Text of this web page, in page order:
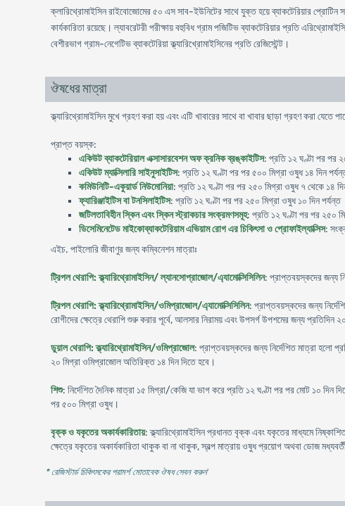
ক্লারিথ্রোমাইসিন রাইবােজোমের ৫০ এস সাব-ইউনিটের সাথে যুক্ত হয়ে ব্যাকটেরিয়ার প্রােটিন
কার্যকারিতা রয়েছে। ল্যাবরেটরী পরীক্ষায় বহুবিধ গ্রাম পজিটিভ ব্যাকটেরিয়ার প্রতি
বেশীরভাগ গ্রাম-নেগেটিভ ব্যাকটেরিয়া ক্ল্যারিখ্রােমাইসিনের প্রতি রেজিস্টেন্ট।
ঔষধের মাত্রা
ক্ল্যারিথ্রোমাইসিন মুখে গ্রহণ করা হয় এবং এটি খাবারের সাথে বা খাবার ছাড়া গ্রহণ করা যেতে
প্রাপ্ত বয়স্ক:
একিউট ব্যাকটেরিয়াল এক্সাসারবেশন অফ ক্রনিক ব্রঙ্কাইটিস: প্রতি ১২ ঘণ্টা পর পর
একিউট ম্যাক্সিলারি সাইনুসাইটিস: প্রতি ১২ ঘণ্টা পর পর ৫০০ মিগ্রা ওষুধ ১৪ দিন
কমিউনিটি-একুয়ার্ড নিউমোনিয়া: প্রতি ১২ ঘণ্টা পর পর ২৫০ মিগ্রা ওষুধ ৭ থেকে ১৪
ফ্যারিঞ্জাইটিস বা টনসিলাইটিস: প্রতি ১২ ঘণ্টা পর পর ২৫০ মিগ্রা ওষুধ ১০ দিন পর্যন্ত
জটিলতাবিহীন স্কিন এবং স্কিন স্ট্রাকচার সংক্রমণসমূহ: প্রতি ১২ ঘণ্টা পর পর ২৫০
ডিসেমিনেটেড মাইকোব্যাকটেরিয়াম এভিয়াম রোগ এর চিকিৎসা ও প্রোফাইল্যাক্সিস:
এইচ. পাইলোরি জীবাণুর জন্য কম্বিনেশন মাত্রাঃ
ট্রিপল থেরাপি: ক্ল্যারিথ্রোমাইসিন/ ল্যানসোপ্রাজোল/এ্যামোক্সিসিলিন: প্রাপ্তবয়স্কদের জন্য
ট্রিপল থেরাপি: ক্ল্যারিথ্রোমাইসিন/ওমিপ্রাজোল/এ্যামোক্সিসিলিন: প্রাপ্তবয়স্কদের জন্য
রোগীদের ক্ষেত্রে থেরাপি শুরু করার পূর্বে, আলসার নিরাময় এবং উপসর্গ উপশমের জন্য প্রতিদিন
ডুয়াল থেরাপি: ক্ল্যারিথ্রোমাইসিন/ওমিপ্রাজোল: প্রাপ্তবয়স্কদের জন্য নির্দেশিত মাত্রা হলো
২০ মিগ্রা ওমিপ্রাজোল অতিরিক্ত ১৪ দিন দিতে হবে।
শিশু: নির্দেশিত দৈনিক মাত্রা ১৫ মিগ্রা/কেজি যা ভাগ করে প্রতি ১২ ঘণ্টা পর পর মোট ১০ দিন
পর ৫০০ মিগ্রা ওষুধ।
বৃক্ক ও যকৃতের অকার্যকারিতায়: ক্ল্যারিথ্রোমাইসিন প্রধানত বৃক্ক এবং যকৃতের মাধ্যমে
ক্ষেত্রে যকৃতের অকার্যকারিতা থাকুক বা না থাকুক, স্বল্প মাত্রায় ওষুধ প্রয়োগ অথবা ডোজ
* রেজিস্টার্ড চিকিৎসকের পরামর্শ মোতাবেক ঔষধ সেবন করুন'